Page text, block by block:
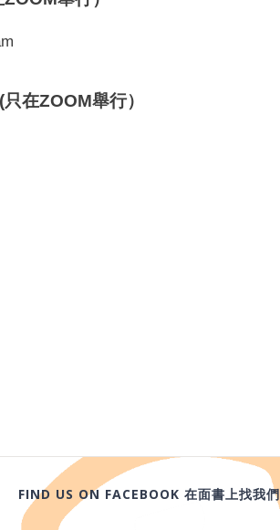
在ZOOM舉行）
FIND US ON FACEBOOK 在面書上找我們